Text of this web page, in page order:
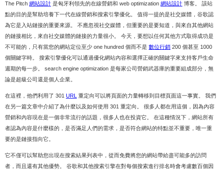
The Pitch 網站設計 是匈牙利領先的在線營銷和 web optimization 網站設計 博客。 該站
點的目的是幫助培養下一代在線營銷和搜索引擎優化。 值得一提的是社交媒體，谷歌認
為它是入站鏈接的重要來源。 不應忽視社交媒體，但重要的是要知道，與來自其他網站
的鏈接相比，來自社交媒體的鏈接的力量很小。 今天，要想以任何其他方式取得成功是
不可能的，只有當您的網站定位至少 one hundred 個而不是 數位行銷 200 個甚至 1000
個關鍵字時。 搜索引擎優化可以通過優化網站內容和選擇正確的關鍵字來支持客戶生命
週期的每一步。 search engine optimization 是每家公司營銷武器庫的重要組成部分，無
論是超級公司還是個人企業。
在這裡，他們利用了 301 URL
重定向可以將頁面的力量轉移到目標頁面這一事實。 我們
在另一篇文章中介紹了為什麼以及如何使用 301 重定向。 很多人都在用這個，因為內容
營銷和內容現在是一個非常流行的話題，很多人也在投資它。 在這種情況下，網站所有
者認為內容是什麼樣的，是否滿足人們的需求，是否符合網站的特點並不重要，唯一重
要的是鏈接指向它。
它不僅可以幫助您出現在搜索結果列表中，從而免費將您的網站帶給盡可能多的訪問
者，而且還有其他優勢。 谷歌和其他搜索引擎在對每個搜索進行排名時會考慮數百個因